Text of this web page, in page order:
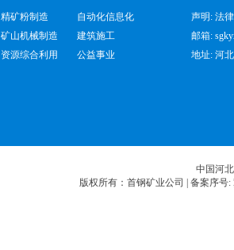
精矿粉制造
自动化信息化
矿山机械制造
建筑施工
资源综合利用
公益事业
声明: 法
邮箱:
地址: 河
中国河
版权所有：首钢矿业公司 | 备案序号: